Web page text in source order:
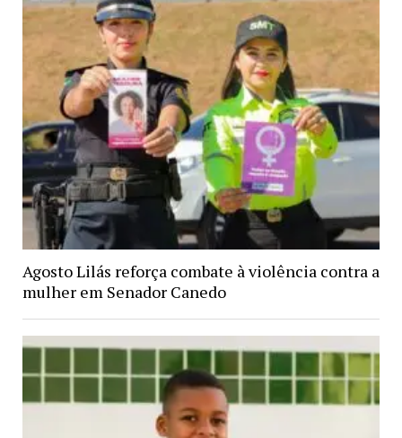
Agosto Lilás reforça combate à violência contra a
mulher em Senador Canedo